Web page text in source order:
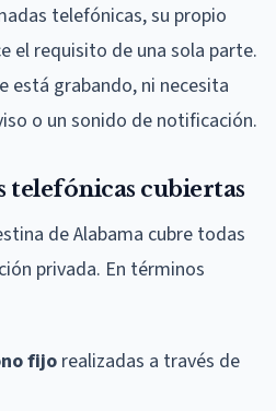
telefónicas, su propio
el requisito de una sola parte.
está grabando, ni necesita
o un sonido de notificación.
telefónicas cubiertas
de Alabama cubre todas
privada. En términos
fijo realizadas a través de